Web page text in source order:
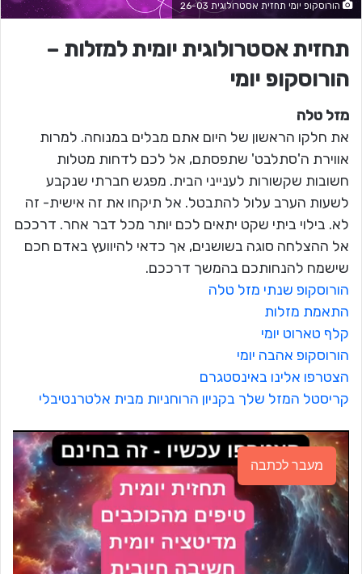
הורוסקופ יומי תחזית אסטרולוגית 26-03
תחזית אסטרולוגית יומית למזלות –
הורוסקופ יומי
מזל טלה
את חלקו הראשון של היום אתם מבלים במנוחה. למרות
אווירת ה'סתלבט' שתפסתם, אל לכם לדחות מטלות
חשובות שקשורות לענייני הבית. מפגש חברתי שנקבע
לשעות הערב עלול להתבטל. אל תיקחו את זה אישית- זה
לא. בילוי ביתי שקט יתאים לכם יותר מכל דבר אחר. דרככם
אל ההצלחה סוגה בשושנים, אך כדאי להיוועץ באדם חכם
שישמח להנחותכם בהמשך דרככם.
הורוסקופ שנתי מזל טלה
התאמת מזלות
קלף טארוט יומי
הורוסקופ אהבה יומי
הצטרפו אלינו באינסטגרם
קריסטל המזל שלך בקניון הרוחניות מבית אלטרנטיבלי
מעבר לכתבה